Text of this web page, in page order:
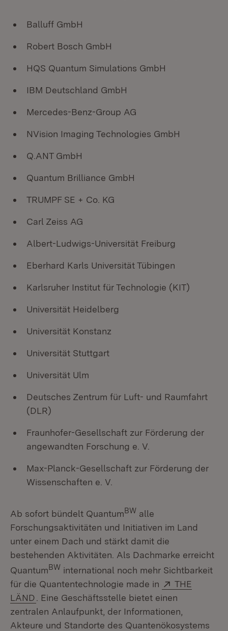
Balluff GmbH
Robert Bosch GmbH
HQS Quantum Simulations GmbH
IBM Deutschland GmbH
Mercedes-Benz-Group AG
NVision Imaging Technologies GmbH
Q.ANT GmbH
Quantum Brilliance GmbH
TRUMPF SE + Co. KG
Carl Zeiss AG
Albert-Ludwigs-Universität Freiburg
Eberhard Karls Universität Tübingen
Karlsruher Institut für Technologie (KIT)
Universität Heidelberg
Universität Konstanz
Universität Stuttgart
Universität Ulm
Deutsches Zentrum für Luft- und Raumfahrt
(DLR)
Fraunhofer-Gesellschaft zur Förderung der
angewandten Forschung e. V.
Max-Planck-Gesellschaft zur Förderung der
Wissenschaften e. V.
Ab sofort bündelt QuantumBW alle
Forschungsaktivitäten und Initiativen im Land
unter einem Dach und stärkt damit die
bestehenden Aktivitäten. Als Dachmarke erreicht
QuantumBW international noch mehr Sichtbarkeit
für die Quantentechnologie made in
Extern:
THE
LÄND (Öffnet in neuem Fenster)
. Eine Geschäftsstelle bietet einen
zentralen Anlaufpunkt, der Informationen,
Akteure und Standorte des Quantenökosystems